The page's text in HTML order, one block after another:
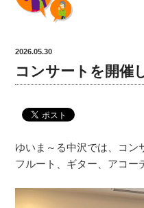
2026.05.30
コンサートを開催
ゆいま～る中沢では、コン
フルート、ギター、アコー